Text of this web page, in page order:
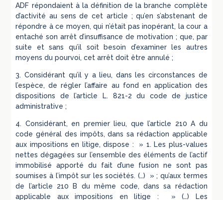
ADF répondaient à la définition de la branche complète
d’activité au sens de cet article ; qu’en s’abstenant de
répondre à ce moyen, qui n’était pas inopérant, la cour a
entaché son arrêt d’insuffisance de motivation ; que, par
suite et sans qu’il soit besoin d’examiner les autres
moyens du pourvoi, cet arrêt doit être annulé ;
3. Considérant qu’il y a lieu, dans les circonstances de
l’espèce, de régler l’affaire au fond en application des
dispositions de l’article L. 821-2 du code de justice
administrative ;
4. Considérant, en premier lieu, que l’article 210 A du
code général des impôts, dans sa rédaction applicable
aux impositions en litige, dispose : » 1. Les plus-values
nettes dégagées sur l’ensemble des éléments de l’actif
immobilisé apporté du fait d’une fusion ne sont pas
soumises à l’impôt sur les sociétés. (…) » ; qu’aux termes
de l’article 210 B du même code, dans sa rédaction
applicable aux impositions en litige : » (…) Les